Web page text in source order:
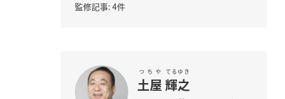
監修記事: 4件
土屋
つちや
輝之
てるゆき